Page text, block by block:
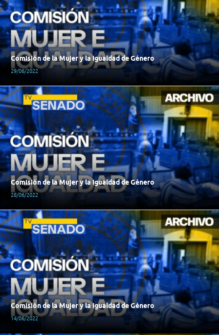
Comisión de la Mujer y la Igualdad de Género
29/06/2022
Comisión de la Mujer y la Igualdad de Género
28/06/2022
Comisión de la Mujer y la Igualdad de Género
14/06/2022